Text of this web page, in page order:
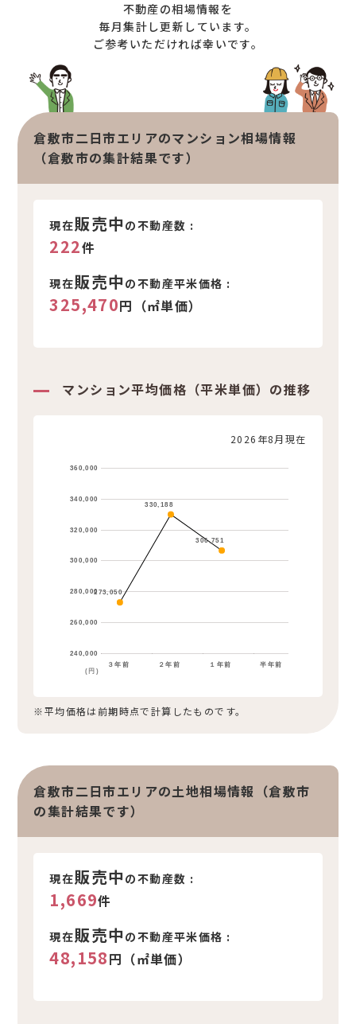
不動産売却サポート
査定依頼
不動産の相場情報
不動産を探す
物件検索
オンライン相談サービス
不動産の相場情報を
毎月集計し更新しています。
ご参考いただければ幸いです。
倉敷市二日市エリアのマンション相場情報
（倉敷市の集計結果です）
現在販売中 の不動産数 :
222件
現在販売中 の不動産平米価格 :
325,470円（㎡単価）
マンション平均価格（平米単価）の推移
2026年8月現在
３年前 ２年前 １年前 半年前
240,000
260,000
280,000
300,000
320,000
340,000
360,000
273,050
330,188
306,751
(円)
※平均価格は前期時点で計算したものです。
倉敷市二日市エリアの土地相場情報（倉敷市
の集計結果です）
現在販売中 の不動産数 :
1,669件
現在販売中 の不動産平米価格 :
48,158円（㎡単価）